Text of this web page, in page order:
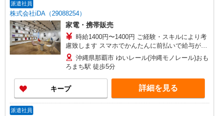
派遣社員
株式会社iDA（29088254）
家電・携帯販売
時給1400円〜1400円 ご経験・スキルにより考
慮致します スマホでかんたんに前払いで給与が受
け取れます（※上限、条件あり） 公共交通機関
（上限定期代支給） ※車通勤の場合ガソリ
ン代支給（駐車場は自己負担となります）
沖縄県那覇市 ゆいレール(沖縄モノレール)おも
ろまち駅 徒歩5分
キープ 詳細を見る
派遣社員